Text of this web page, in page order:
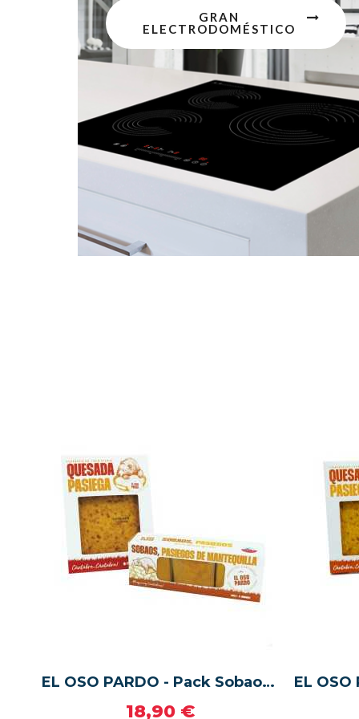
GRAN
ELECTRODOMÉSTICO
EL OSO PARDO - Pack Sobaos Pasiegos medianos + Quesada Pasiega tradicional
18,90 €